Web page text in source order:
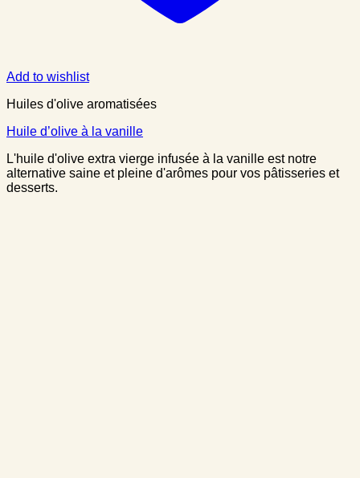
Add to wishlist
Huiles d'olive aromatisées
Huile d’olive à la vanille
L'huile d'olive extra vierge infusée à la vanille est notre
alternative saine et pleine d'arômes pour vos pâtisseries et
desserts.